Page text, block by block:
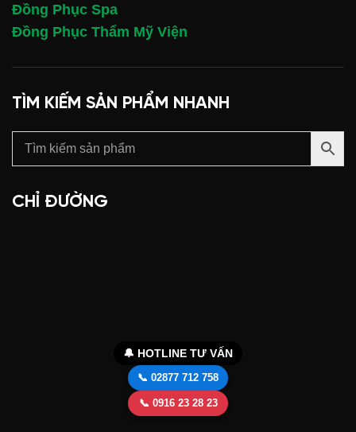
Đồng Phục Spa
Đồng Phục Thẩm Mỹ Viện
TÌM KIẾM SẢN PHẨM NHANH
CHỈ ĐƯỜNG
🔔 HOTLINE TƯ VẤN
📞 02877 712 758
📞 0916 23 28 23